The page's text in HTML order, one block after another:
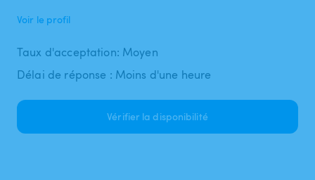
Voir le profil
Taux d'acceptation: Moyen
Délai de réponse : Moins d'une heure
Vérifier la disponibilité